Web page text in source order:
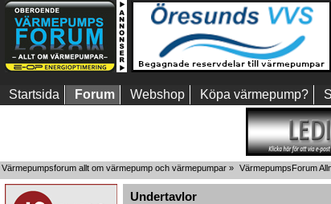
Startsida Forum Webshop Köpa värmepump?
Värmepumpsforum allt om värmepump och värmepumpar » VärmepumpsForum
Undertavlor